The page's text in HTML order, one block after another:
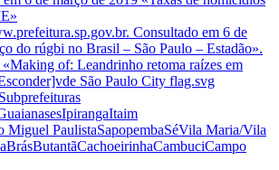
Consultado em 6 de
do rúgbi no Brasil – São Paulo – Estadão».
of: Leandrinho retoma raízes em
São Paulo City flag.svg
Miguel PaulistaSapopembaSéVila Maria/Vila